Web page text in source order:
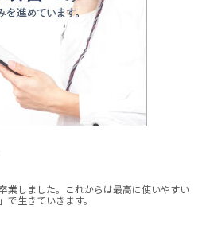
業しました。これからは最高に使いやすい
で生きていきます。